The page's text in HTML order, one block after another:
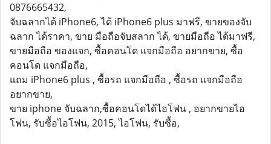
0876665432,
จับฉลากได้ iPhone6, ได้ iPhone6 plus มาฟรี, ขายของจับ
ฉลาก ได้ราคา, ขาย มือถือจับสลาก ได้, ขายมือถือ ได้มาฟรี,
ขายมือถือ ของแจก, ซื้อคอนโด แจกมือถือ อยากขาย, ซื้อ
คอนโด แจกมือถือ,
แถม iPhone6 plus , ซื้อรถ แจกมือถือ , ซื้อรถ แจกมือถือ
อยากขาย,
ขาย iphone จับฉลาก,ซื้อคอนโดได้ไอโฟน , อยากขายไอ
โฟน, รับซื้อไอโฟน, 2015, ไอโฟน, รับซื้อ,